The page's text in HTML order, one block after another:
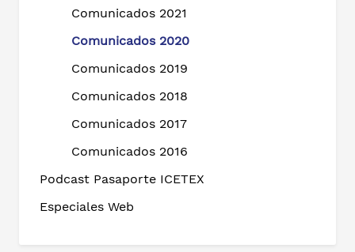
Comunicados 2021
Comunicados 2020
Comunicados 2019
Comunicados 2018
Comunicados 2017
Comunicados 2016
Podcast Pasaporte ICETEX
Especiales Web